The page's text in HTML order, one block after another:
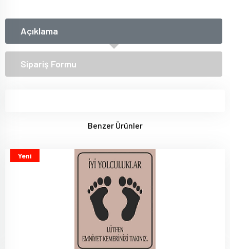
Açıklama
Sipariş Formu
Benzer Ürünler
Yeni